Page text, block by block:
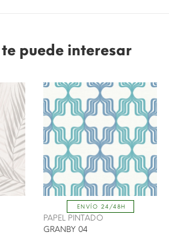
puede interesar
ENVÍO 24/48H
PAPEL PINTADO
GRANBY 04